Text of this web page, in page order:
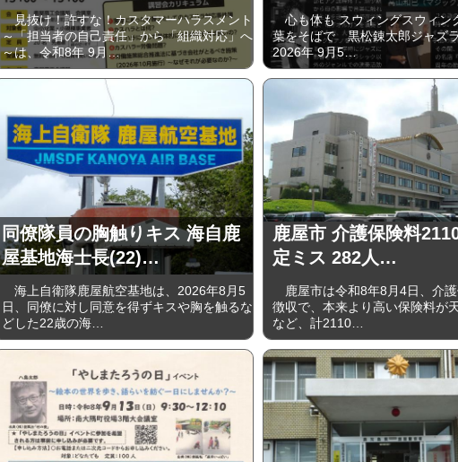
見抜け！許すな！カスタマーハラスメント
～「担当者の自己責任」から「組織対応」へ
～は、令和8年 9月…
心も体も スウィングスウィン
葉をそばで 黒松錬太郎ジャズ
2026年 9⽉5…
同僚隊員の胸触りキス 海自鹿
屋基地海士長(22)…
海上自衛隊鹿屋航空基地は、2026年8月5
日、同僚に対し同意を得ずキスや胸を触るな
どした22歳の海…
鹿屋市 介護保険料
定ミス 282人…
鹿屋市は令和8年8月4日、介護
徴収で、本来より高い保険料が
など、計2110…